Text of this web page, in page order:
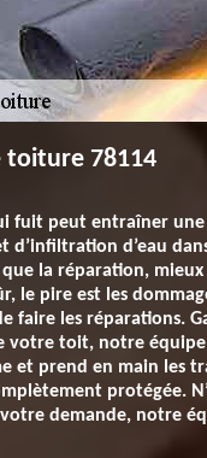
toiture 78114
fuit peut entraîner
d’infiltration d’eau
la réparation,
le pire est les
faire les réparations.
votre toit, notre
et prend en main les
protégée.
demande, notre